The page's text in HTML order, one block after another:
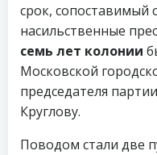
срок, сопоставимый
насильственные
семь лет колонии
Московской
председателя
Круглову.
Поводом стали две